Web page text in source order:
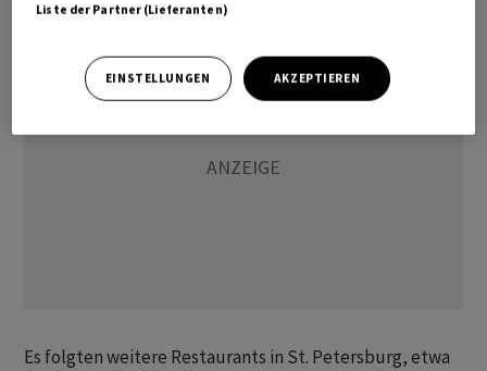
Es folgten weitere Restaurants in St. Petersburg, etwa
Liste der Partner (Lieferanten)
EINSTELLUNGEN AKZEPTIEREN